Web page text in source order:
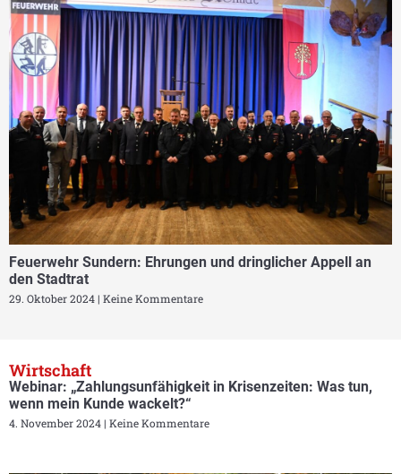
Feuerwehr Sundern: Ehrungen und dringlicher Appell an
den Stadtrat
29. Oktober 2024 Keine Kommentare
Wirtschaft
Webinar: „Zahlungsunfähigkeit in Krisenzeiten: Was tun,
wenn mein Kunde wackelt?“
4. November 2024 Keine Kommentare